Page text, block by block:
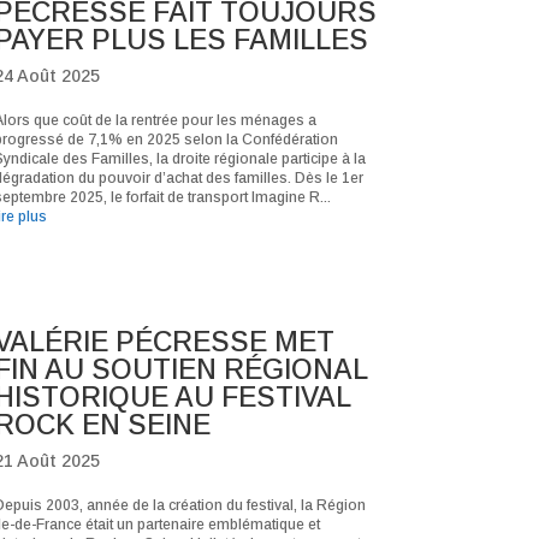
PÉCRESSE FAIT TOUJOURS
PAYER PLUS LES FAMILLES
Août 2025
que coût de la rentrée pour les ménages a
de 7,1% en 2025 selon la Confédération
des Familles, la droite régionale participe à la
du pouvoir d’achat des familles. Dès le 1er
2025, le forfait de transport Imagine R...
plus
PÉCRESSE MET
FIN AU SOUTIEN RÉGIONAL
HISTORIQUE AU FESTIVAL
ROCK EN SEINE
Août 2025
2003, année de la création du festival, la Région
Ile-de-France était un partenaire emblématique et